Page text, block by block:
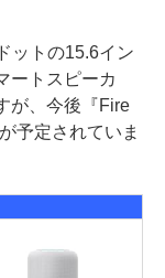
ットの15.6イン
ートスピーカ
が、今後『Fire
予定されていま